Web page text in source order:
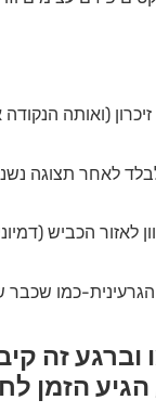
(ואותה
לאחר תצוגה
לאזור הכביש
כמו שכבר
זה
הגיע הזמן